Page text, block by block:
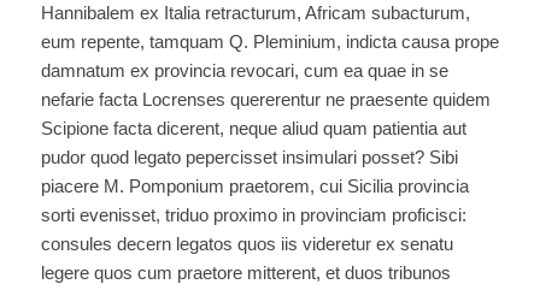
Hannibalem ex Italia retracturum, Africam subacturum,
eum repente, tamquam Q. Pleminium, indicta causa prope
damnatum ex provincia revocari, cum ea quae in se
nefarie facta Locrenses quererentur ne praesente quidem
Scipione facta dicerent, neque aliud quam patientia aut
pudor quod legato pepercisset insimulari posset? Sibi
piacere M. Pomponium praetorem, cui Sicilia provincia
sorti evenisset, triduo proximo in provinciam proficisci:
consules decern legatos quos iis videretur ex senatu
legere quos cum praetore mitterent, et duos tribunos